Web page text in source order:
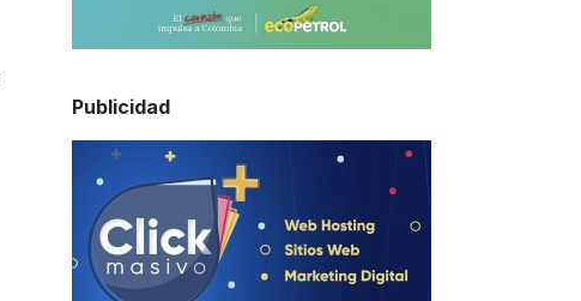
Publicidad